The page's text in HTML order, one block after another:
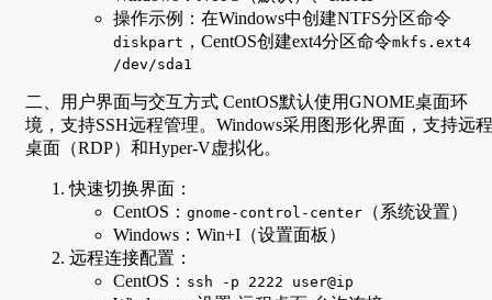
操作示例：在Windows中创建NTFS分区命令
diskpart ，CentOS创建ext4分区命令mkfs.ext4
/dev/sda1
二、用户界面与交互方式 CentOS默认使用GNOME桌面环
境，支持SSH远程管理。Windows采用图形化界面，支持远程
桌面（RDP）和Hyper-V虚拟化。
快速切换界面：
CentOS： gnome-control-center （系统设置）
Windows：Win+I（设置面板）
远程连接配置：
CentOS： ssh -p 2222 user@ip